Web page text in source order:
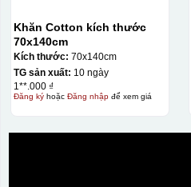
Khăn Cotton kích thước
70x140cm
Kích thước: 70x140cm
TG sản xuất: 10 ngày
1**.000 ₫
Đăng kýhoặc Đăng nhậpđể xem giá